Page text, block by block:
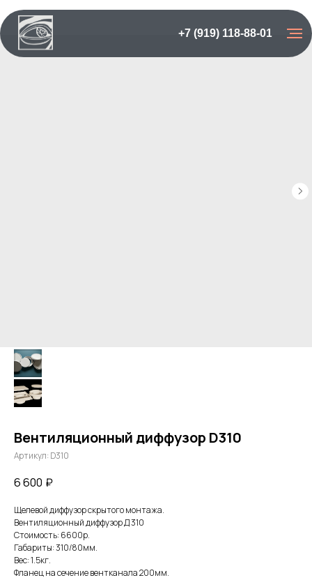
+7 (919) 118-88-01
Вентиляционный диффузор D310
Артикул: D310
6 600 ₽
Щелевой диффузор скрытого монтажа.
Вентиляционный диффузор Д 310
Стоимость: 6600р.
Габариты: 310/80мм.
Вес: 1.5кг.
Фланец на сечение вентканала 200мм.